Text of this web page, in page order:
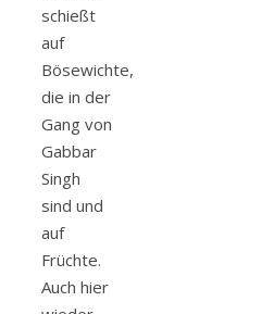
schießt
auf
Bösewichte,
die in der
Gang von
Gabbar
Singh
sind und
auf
Früchte.
Auch hier